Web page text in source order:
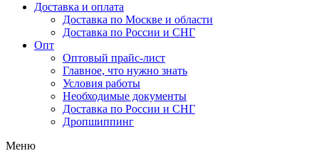
Доставка и оплата
Доставка по Москве и области
Доставка по России и СНГ
Опт
Оптовый прайс-лист
Главное, что нужно знать
Условия работы
Необходимые документы
Доставка по России и СНГ
Дропшиппинг
Меню